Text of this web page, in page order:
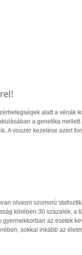
alatt a vénák
a genetika
A visszér kezelése azért
olvasni szomorú
körében 30 százalék, a
gyermekkorban az esetek
sokkal inkább az